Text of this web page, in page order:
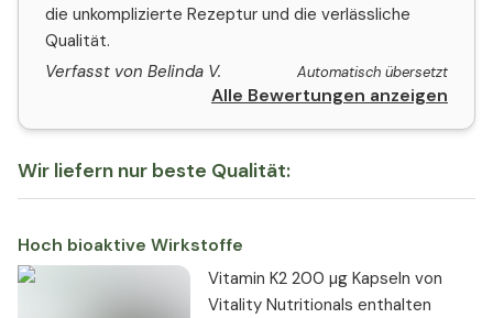
die unkomplizierte Rezeptur und die verlässliche
Qualität.
Verfasst von Belinda V.
Automatisch übersetzt
Alle Bewertungen anzeigen
Wir liefern nur beste Qualität:
Hoch bioaktive Wirkstoffe
Vitamin K2 200 µg Kapseln von
Vitality Nutritionals enthalten